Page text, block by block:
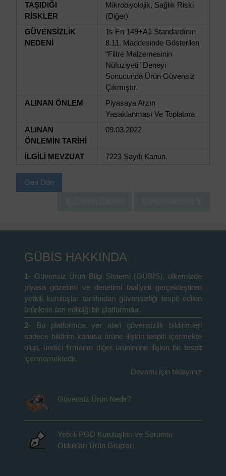
TAŞIDIĞI
RİSKLER
Mikrobiyolojik, Sağlık Riski
(Diğer)
GÜVENSİZLİK
NEDENİ
Ts En 149+A1 Standardının
8.11. Maddesinde Gösterilen
“Filtre Malzemesinin
Nüfuziyeti” Deneyi
Sonucunda Ürün Güvensiz
Çıkmıştır.
ALINAN ÖNLEM
Piyasaya Arzın
Yasaklanması Ve Toplatma
ALINAN
ÖNLEMİN TARİHİ
09.03.2022
İLGİLİ MEVZUAT 7223 Sayılı Kanun.
Geri Dön
GÜBİS HAKKINDA
1- Güvensiz Ürün Bilgi Sistemi (GÜBİS), ülkemizde
piyasa gözetimi ve denetimi faaliyeti gerçekleştiren
yetkili kuruluşlar tarafından güvensizliği tespit edilen
ürünlerin ilan edildiği bir platformdur.
2-
Bu platformda yer alan güvensizlik bildirimleri
sadece bildirim konusu ürüne ilişkin tespiti içermekte
olup, üretici firmanın diğer ürünlerine ilişkin bir tespit
içermemektedir.
Devamı için tıklayınız
Güvensiz Ürün Nedir?
Yetkili PGD Kuruluşları ve Sorumlu
Oldukları Ürün Grupları